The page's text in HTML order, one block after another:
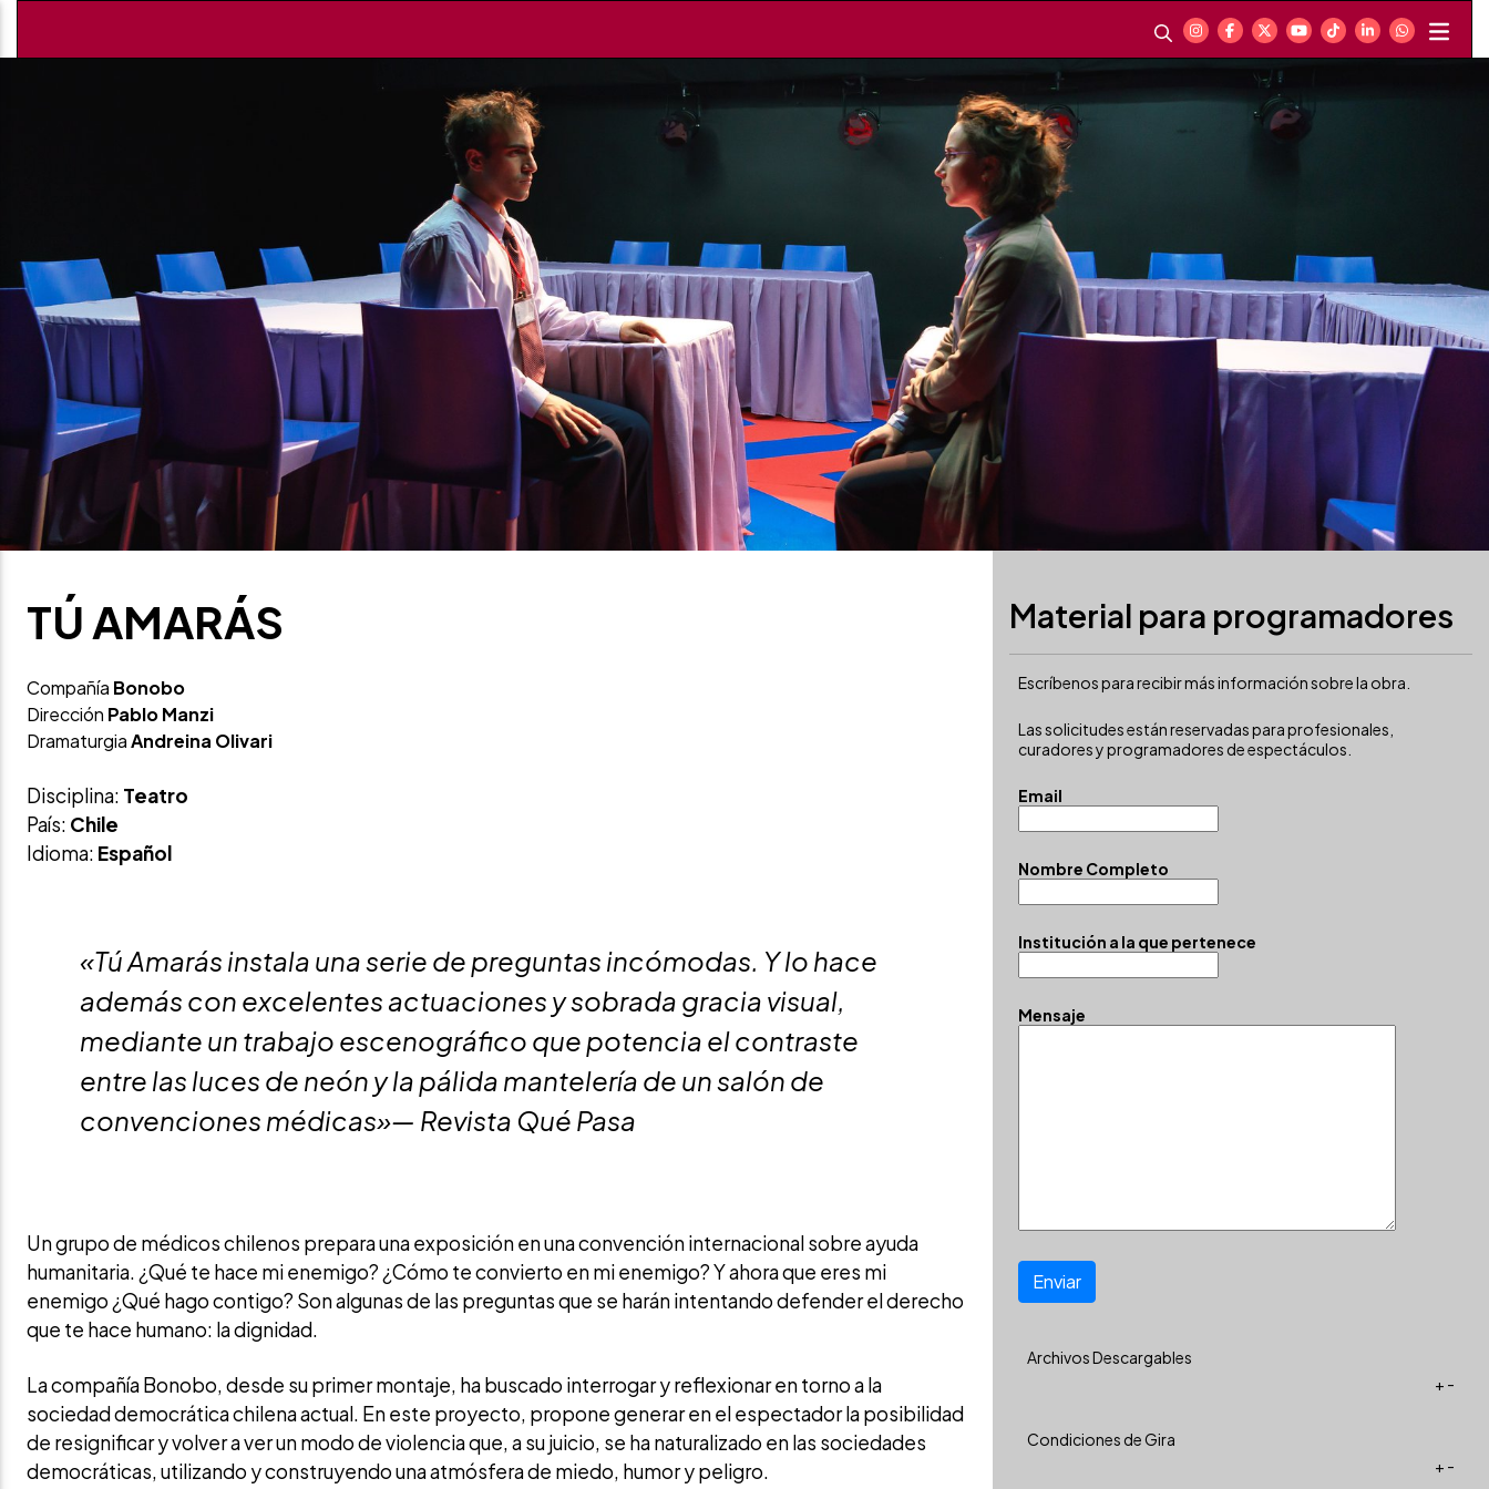
TÚ AMARÁS
Compañía Bonobo
Dirección Pablo Manzi
DramaturgiaAndreina Olivari
Disciplina: Teatro
País: Chile
Idioma: Español
«Tú Amarás instala una serie de preguntas incómodas. Y lo hace
además con excelentes actuaciones y sobrada gracia visual,
mediante un trabajo escenográfico que potencia el contraste
entre las luces de neón y la pálida mantelería de un salón de
convenciones médicas»— Revista Qué Pasa
Un grupo de médicos chilenos prepara una exposición en una convención internacional sobre ayuda
humanitaria. ¿Qué te hace mi enemigo? ¿Cómo te convierto en mi enemigo? Y ahora que eres mi
enemigo ¿Qué hago contigo? Son algunas de las preguntas que se harán intentando defender el derecho
que te hace humano: la dignidad.
La compañía Bonobo, desde su primer montaje, ha buscado interrogar y reflexionar en torno a la
sociedad democrática chilena actual. En este proyecto, propone generar en el espectador la posibilidad
de resignificar y volver a ver un modo de violencia que, a su juicio, se ha naturalizado en las sociedades
democráticas, utilizando y construyendo una atmósfera de miedo, humor y peligro.
Material para programadores
Escríbenos para recibir más información sobre la obra.
Las solicitudes están reservadas para profesionales,
curadores y programadores de espectáculos.
Email
Nombre Completo
Institución a la que pertenece
Mensaje
Enviar
Archivos Descargables
+ -
Condiciones de Gira
+ -